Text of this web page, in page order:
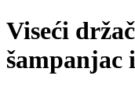
Viseći
šampanjac